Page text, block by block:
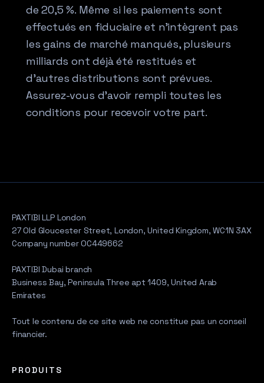
de 20,5 %. Même si les paiements sont
effectués en fiduciaire et n’intègrent pas
les gains de marché manqués, plusieurs
milliards ont déjà été restitués et
d’autres distributions sont prévues.
Assurez-vous d’avoir rempli toutes les
conditions pour recevoir votre part.
PAXTIBI LLP London
27 Old Gloucester Street, London, United Kingdom, WC1N 3AX
Company number OC449662
PAXTIBI Dubai branch
Business Bay, Peninsula Three apt 1409, United Arab
Emirates
Tout le contenu de ce site web ne constitue pas un conseil
financier.
PRODUITS